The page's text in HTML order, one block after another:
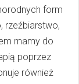
form
rzeźbiarstwo,
mamy do
poprzez
również